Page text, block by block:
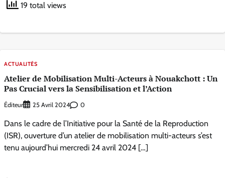
19 total views
ACTUALITÉS
Atelier de Mobilisation Multi-Acteurs à Nouakchott : Un
Pas Crucial vers la Sensibilisation et l’Action
Éditeur 25 Avril 2024 0
Dans le cadre de l’Initiative pour la Santé de la Reproduction
(ISR), ouverture d’un atelier de mobilisation multi-acteurs s’est
tenu aujourd’hui mercredi 24 avril 2024 […]